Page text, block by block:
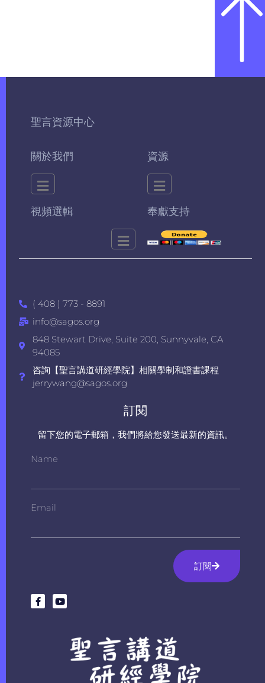
聖言資源中心
關於我們 資源
視頻選輯 奉獻支持
( 408 ) 773 - 8891
info@sagos.org
848 Stewart Drive, Suite 200, Sunnyvale, CA
94085
咨詢【聖言講道研經學院】相關學制和證書課程
jerrywang@sagos.org
訂閱
留下您的電子郵箱，我們將給您發送最新的資訊。
Name
Email
訂閱